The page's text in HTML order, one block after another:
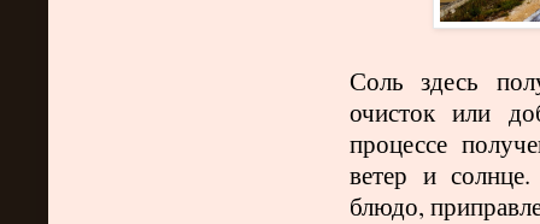
Соль здесь
очисток или
процессе
ветер и
блюдо,